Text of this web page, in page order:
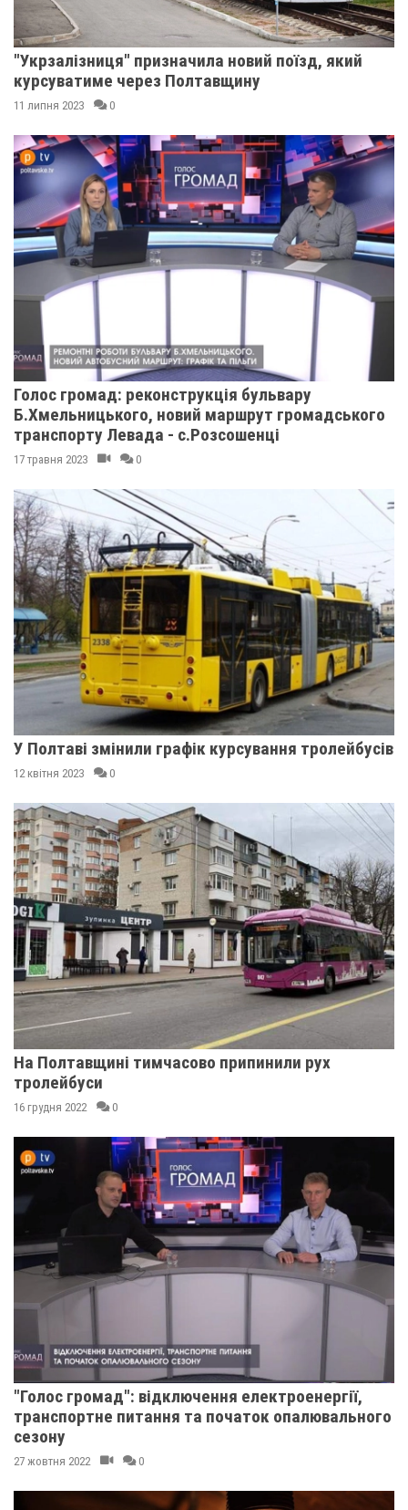
"Укрзалізниця" призначила новий поїзд, який
курсуватиме через Полтавщину
11 липня 2023 0
Голос громад: реконструкція бульвару
Б.Хмельницького, новий маршрут громадського
транспорту Левада - с.Розсошенці
17 травня 2023 0
У Полтаві змінили графік курсування тролейбусів
12 квітня 2023 0
На Полтавщині тимчасово припинили рух
тролейбуси
16 грудня 2022 0
"Голос громад": відключення електроенергії,
транспортне питання та початок опалювального
сезону
27 жовтня 2022 0